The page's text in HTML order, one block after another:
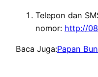
Telepon dan
nomor: http://08
Baca Juga:Papan